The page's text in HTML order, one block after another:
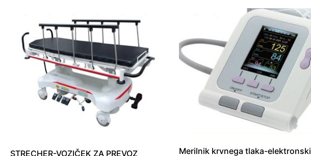
STRECHER-VOZIČEK ZA PREVOZ
Merilnik krvnega tlaka-elektronski